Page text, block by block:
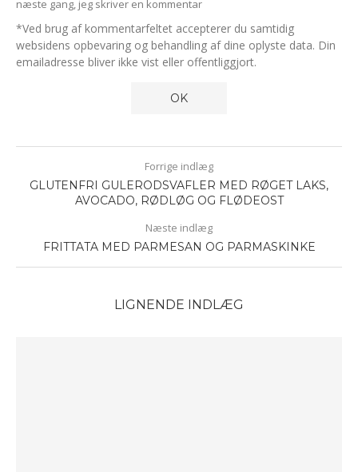
næste gang, jeg skriver en kommentar
*Ved brug af kommentarfeltet accepterer du samtidig
websidens opbevaring og behandling af dine oplyste data. Din
emailadresse bliver ikke vist eller offentliggjort.
Forrige indlæg
GLUTENFRI GULERODSVAFLER MED RØGET LAKS,
AVOCADO, RØDLØG OG FLØDEOST
Næste indlæg
FRITTATA MED PARMESAN OG PARMASKINKE
LIGNENDE INDLÆG